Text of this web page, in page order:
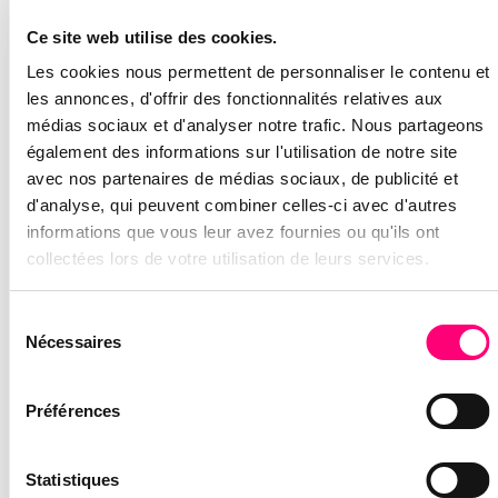
Ce site web utilise des cookies.
Les cookies nous permettent de personnaliser le contenu et
les annonces, d'offrir des fonctionnalités relatives aux
médias sociaux et d'analyser notre trafic. Nous partageons
également des informations sur l'utilisation de notre site
avec nos partenaires de médias sociaux, de publicité et
d'analyse, qui peuvent combiner celles-ci avec d'autres
informations que vous leur avez fournies ou qu'ils ont
collectées lors de votre utilisation de leurs services.
Nécessaires
Préférences
Statistiques
favorisées.
Le nombre d’avis: Plus vous en avez, plus vous
semblez crédible.
La fréquence: Des avis récents indiquent que
votre entreprise est toujours active et
pertinente.
Vos réponses: Google valorise les entreprises
qui interagissent avec leurs clients.
VOTRE PROFIL ?
de demande d’avis depuis votre fiche Google
remerciement, SMS, QR code sur une facture).